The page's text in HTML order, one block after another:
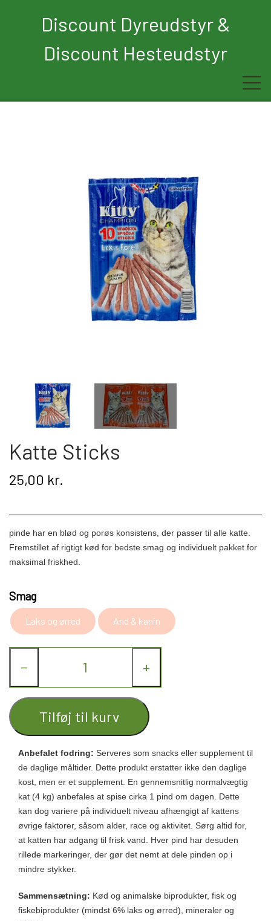
Discount Dyreudstyr &
Discount Hesteudstyr
Hest
Børn
Hund
Kat
Nyhed
Retur
Om os
Katte Sticks
25,00 kr.
pinde har en blød og porøs konsistens, der passer til alle katte.
Fremstillet af rigtigt kød for bedste smag og individuelt pakket for
maksimal friskhed.
Smag
Laks og ørred And & kanin
− +
Tilføj til kurv
Anbefalet fodring: Serveres som snacks eller supplement til
de daglige måltider. Dette produkt erstatter ikke den daglige
kost, men er et supplement. En gennemsnitlig normalvægtig
kat (4 kg) anbefales at spise cirka 1 pind om dagen. Dette
kan dog variere på individuelt niveau afhængigt af kattens
øvrige faktorer, såsom alder, race og aktivitet. Sørg altid for,
at katten har adgang til frisk vand. Hver pind har desuden
rillede markeringer, der gør det nemt at dele pinden op i
mindre stykker.
Sammensætning: Kød og animalske biprodukter, fisk og
fiskebiprodukter (mindst 6% laks og ørred), mineraler og